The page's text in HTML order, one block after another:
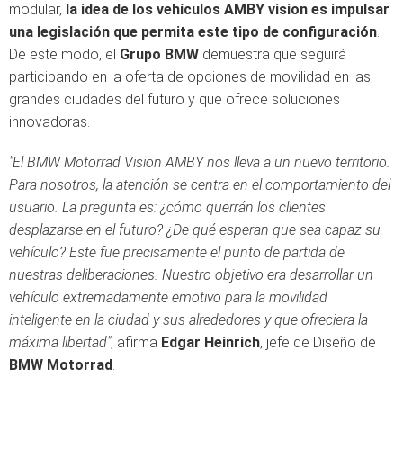
modular, la idea de los vehículos AMBY vision es impulsar
una legislación que permita este tipo de configuración.
De este modo, el Grupo BMW demuestra que seguirá
participando en la oferta de opciones de movilidad en las
grandes ciudades del futuro y que ofrece soluciones
innovadoras.
"El BMW Motorrad Vision AMBY nos lleva a un nuevo territorio.
Para nosotros, la atención se centra en el comportamiento del
usuario. La pregunta es: ¿cómo querrán los clientes
desplazarse en el futuro? ¿De qué esperan que sea capaz su
vehículo? Este fue precisamente el punto de partida de
nuestras deliberaciones. Nuestro objetivo era desarrollar un
vehículo extremadamente emotivo para la movilidad
inteligente en la ciudad y sus alrededores y que ofreciera la
máxima libertad", afirma Edgar Heinrich, jefe de Diseño de
BMW Motorrad.